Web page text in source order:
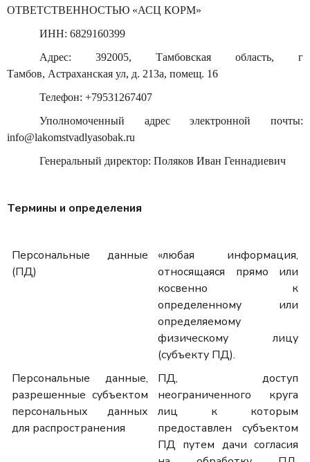
ОТВЕТСТВЕННОСТЬЮ «АСЦ КОРМ»
ИНН: 6829160399
Адрес: 392005, Тамбовская область, г
Тамбов, Астраханская ул, д. 213а, помещ. 16
Телефон: +79531267407
Уполномоченный адрес электронной почты:
info@lakomstvadlyasobak.ru
Генеральный директор: Поляков Иван Геннадиевич
Термины и определения
Персональные данные
(ПД)
«любая информация,
относящаяся прямо или
косвенно к
определенному или
определяемому
физическому лицу
(субъекту ПД).
Персональные данные,
разрешенные субъектом
персональных данных
для распространения
ПД, доступ
неограниченного круга
лиц к которым
предоставлен субъектом
ПД путем дачи согласия